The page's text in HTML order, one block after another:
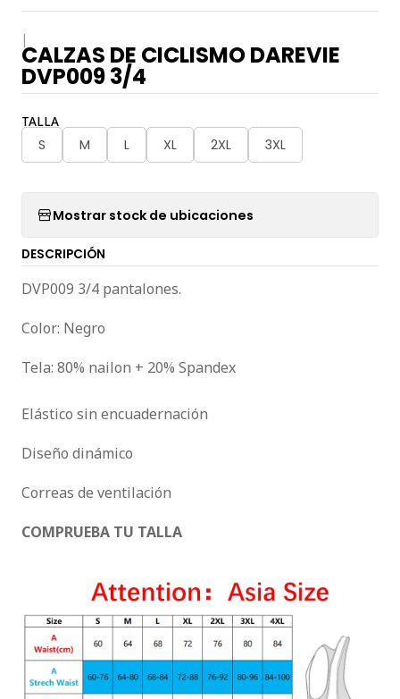
|
CALZAS DE CICLISMO DAREVIE
DVP009 3/4
TALLA
S M L XL 2XL 3XL
Mostrar stock de ubicaciones
DESCRIPCIÓN
DVP009 3/4 pantalones.
Color: Negro
Tela: 80% nailon + 20% Spandex
Elástico sin encuadernación
Diseño dinámico
Correas de ventilación
COMPRUEBA TU TALLA